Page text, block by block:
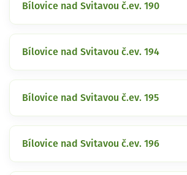
Bílovice nad Svitavou č.ev. 190
Bílovice nad Svitavou č.ev. 194
Bílovice nad Svitavou č.ev. 195
Bílovice nad Svitavou č.ev. 196